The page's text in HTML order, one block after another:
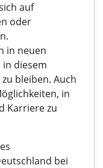
auf
oder
in neuen
in diesem
bleiben. Auch
in
Karriere zu
bei